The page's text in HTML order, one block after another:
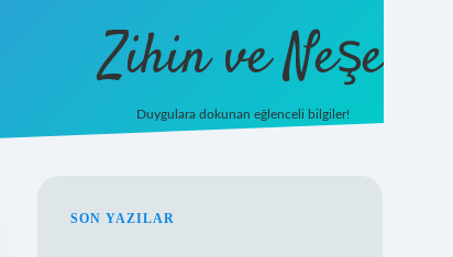
Zihin ve Neşe
Duygulara dokunan eğlenceli bilgiler!
SIDEBAR
SON YAZILAR